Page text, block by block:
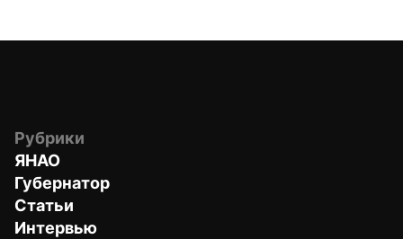
Рубрики
ЯНАО
Губернатор
Статьи
Интервью